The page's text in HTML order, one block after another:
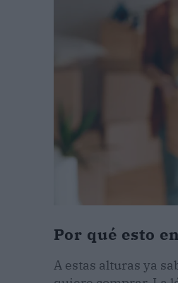
Por qué esto
A estas alturas ya